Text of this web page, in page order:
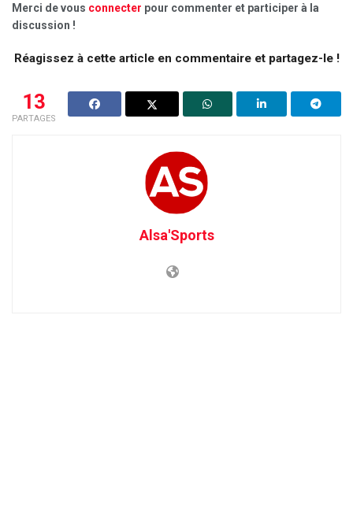
Merci de vous connecter pour commenter et participer à la
discussion !
Réagissez à cette article en commentaire et partagez-le !
13
PARTAGES
Alsa'Sports